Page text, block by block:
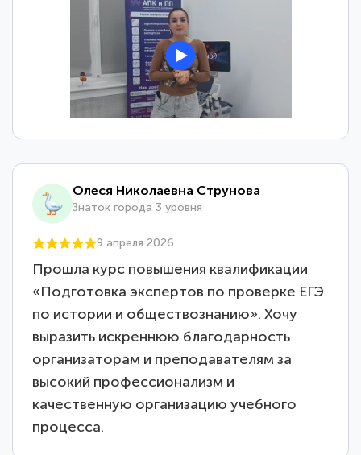
Олеся Николаевна Струнова
Знаток города 3 уровня
9 апреля 2026
Прошла курс повышения квалификации
«Подготовка экспертов по проверке ЕГЭ
по истории и обществознанию». Хочу
выразить искреннюю благодарность
организаторам и преподавателям за
высокий профессионализм и
качественную организацию учебного
процесса.